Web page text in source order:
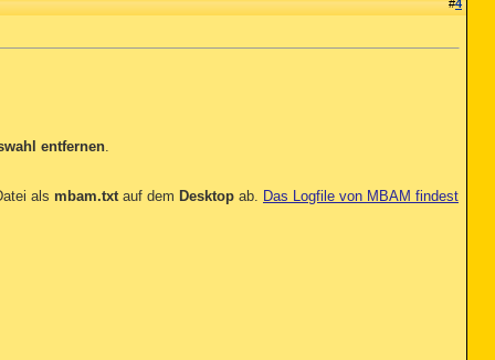
#4
entfernen.
als mbam.txtauf dem Desktop ab. Das Logfile von MBAM findest